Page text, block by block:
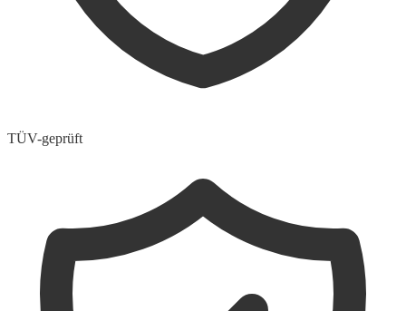
TÜV-geprüft